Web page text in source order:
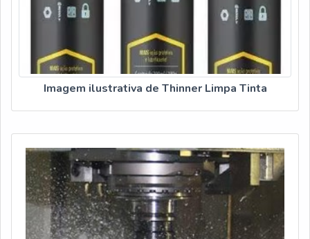
Imagem ilustrativa de Thinner Limpa Tinta